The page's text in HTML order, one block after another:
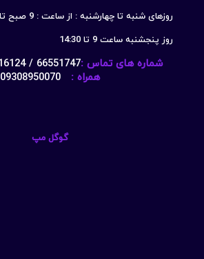
روزهای شنبه تا چهارشنبه : از ساعت : 9 صبح تا 20:30
روز پنجشنبه ساعت 9 تا 14:30
شماره های تماس :66551747 / 02166516124
همراه :
09308950070
گوگل مپ